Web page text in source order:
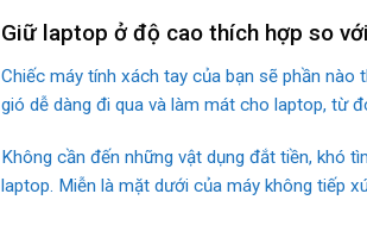
Giữ laptop ở độ cao thích hợp so
Chiếc máy tính xách tay của bạn sẽ phần
gió dễ dàng đi qua và làm mát cho laptop, từ
Không cần đến những vật dụng đắt tiền, khó
laptop. Miễn là mặt dưới của máy không tiếp